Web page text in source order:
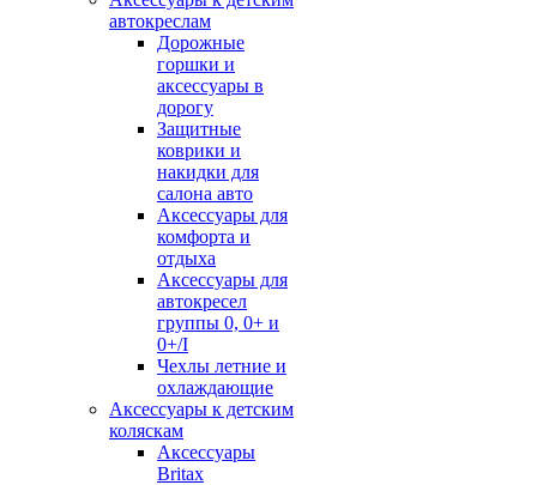
автокреслам
Дорожные
горшки и
аксессуары в
дорогу
Защитные
коврики и
накидки для
салона авто
Аксессуары для
комфорта и
отдыха
Аксессуары для
автокресел
группы 0, 0+ и
0+/I
Чехлы летние и
охлаждающие
Аксессуары к детским
коляскам
Аксессуары
Britax